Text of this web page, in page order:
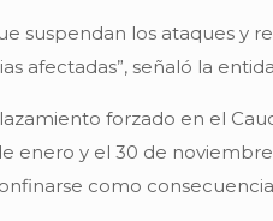
suspendan los ataques y
afectadas”, señaló la
forzado en el
enero y el 30 de
como